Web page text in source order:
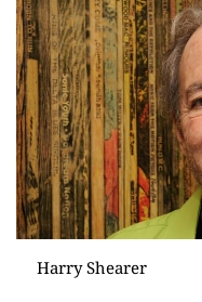
Harry Shearer